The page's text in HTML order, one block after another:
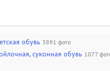
обувь 3891 фото
суконная обувь 1077